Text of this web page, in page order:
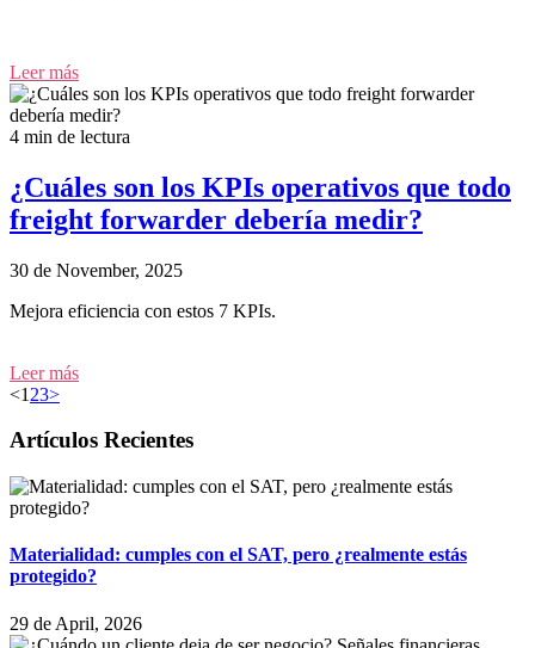
Leer más
4 min de lectura
¿Cuáles son los KPIs operativos que todo
freight forwarder debería medir?
30 de November, 2025
Mejora eficiencia con estos 7 KPIs.
Leer más
<1 23>
Artículos Recientes
Materialidad: cumples con el SAT, pero ¿realmente estás
protegido?
29 de April, 2026